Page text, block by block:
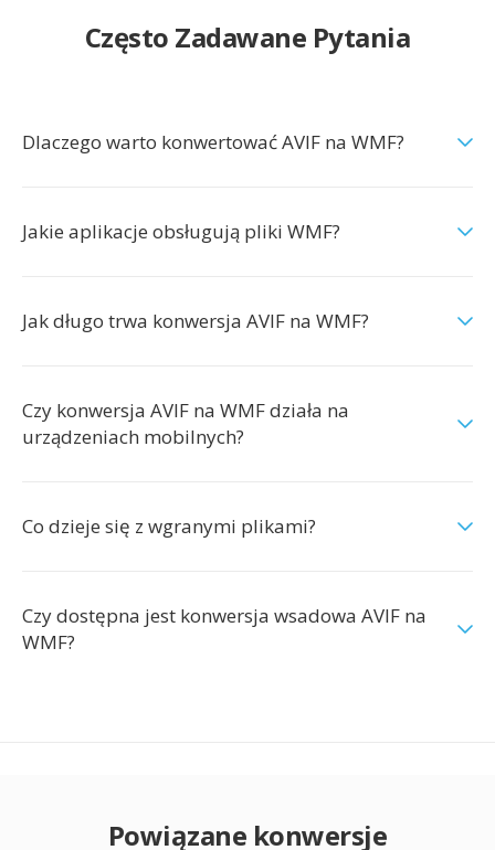
Często Zadawane Pytania
Dlaczego warto konwertować AVIF na WMF?
Jakie aplikacje obsługują pliki WMF?
Jak długo trwa konwersja AVIF na WMF?
Czy konwersja AVIF na WMF działa na
urządzeniach mobilnych?
Co dzieje się z wgranymi plikami?
Czy dostępna jest konwersja wsadowa AVIF na
WMF?
Powiązane konwersje